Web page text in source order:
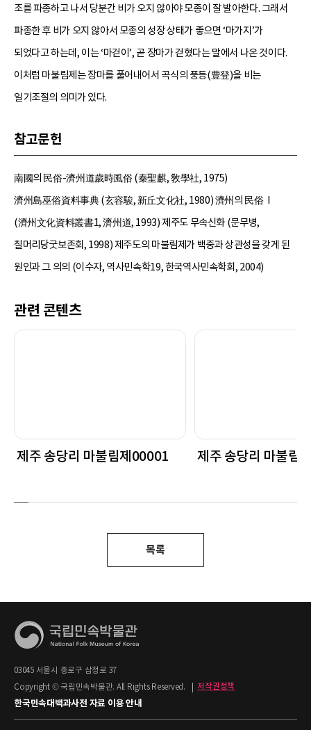
조를 파종하고 나서 당분간 비가 오지 않아야 모종이 잘 발아한다. 그래서
파종한 후 비가 오지 않아서 모종의 성장 상태가 좋으면 ‘마가지’가
되었다고 하는데, 이는 ‘마걷이’, 곧 장마가 걷혔다는 말에서 나온 것이다.
이처럼 마불림제는 장마를 풀어내어서 곡식의 풍등(豊登)을 비는
일기조절의 의미가 있다.
참고문헌
南國의 民俗-濟州道歲時風俗 (秦聖麒, 敎學社, 1975)
濟州島巫俗資料事典 (玄容駿, 新丘文化社, 1980) 濟州의 民俗Ⅰ
(濟州文化資料叢書1, 濟州道, 1993) 제주도 무속신화 (문무병,
칠머리당굿보존회, 1998) 제주도의 마불림제가 백중과 상관성을 갖게 된
원인과 그 의의 (이수자, 역사민속학19, 한국역사민속학회, 2004)
관련 콘텐츠
제주 송당리 마불림제00001 제주 송당리 마불림
목록
03045 서울시 종로구 삼청로 37
Copyright © 국립민속박물관. All Rights Reserved.
저작권정책
한국민속대백과사전 자료 이용 안내